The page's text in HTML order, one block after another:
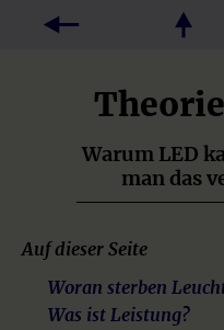
Warum LED
man das
Auf dieser Seite
Woran sterben
Was ist Leistung?